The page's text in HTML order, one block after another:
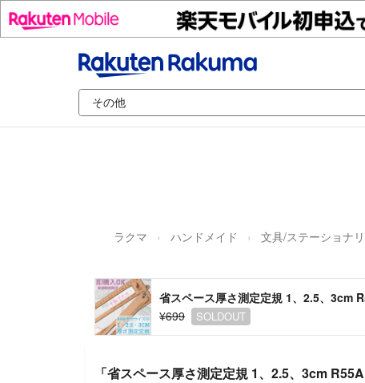
ラクマ ハンドメイド 文具/ステーショナ
省スペース厚さ測定定規 1、2.5、3cm
¥699
SOLDOUT
「省スペース厚さ測定定規 1、2.5、3cm